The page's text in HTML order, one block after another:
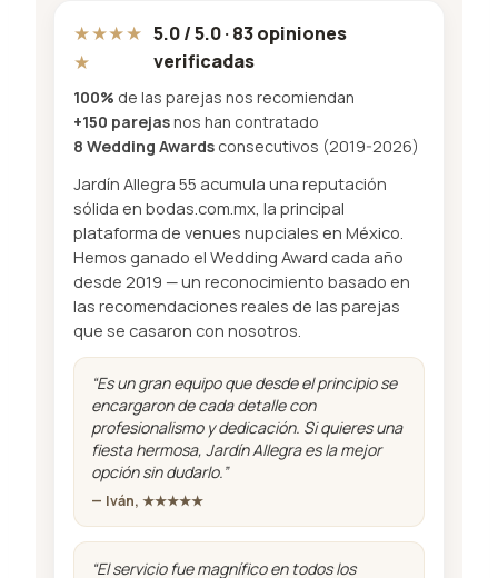
★★★★
★
5.0 / 5.0 · 83 opiniones
verificadas
100% de las parejas nos recomiendan
+150 parejasnos han contratado
8 Wedding Awardsconsecutivos (2019-2026)
Jardín Allegra 55 acumula una reputación
sólida en bodas.com.mx, la principal
plataforma de venues nupciales en México.
Hemos ganado el Wedding Award cada año
desde 2019 — un reconocimiento basado en
las recomendaciones reales de las parejas
que se casaron con nosotros.
“Es un gran equipo que desde el principio se
encargaron de cada detalle con
profesionalismo y dedicación. Si quieres una
fiesta hermosa, Jardín Allegra es la mejor
opción sin dudarlo.”
— Iván, ★★★★★
“El servicio fue magnífico en todos los